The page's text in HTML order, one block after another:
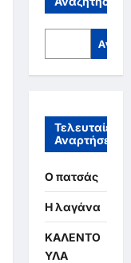
Τελευταίες
Αναρτήσεις
Ο πατσάς
Η λαγάνα
ΚΑΛΕΝΤΟ
ΥΛΑ